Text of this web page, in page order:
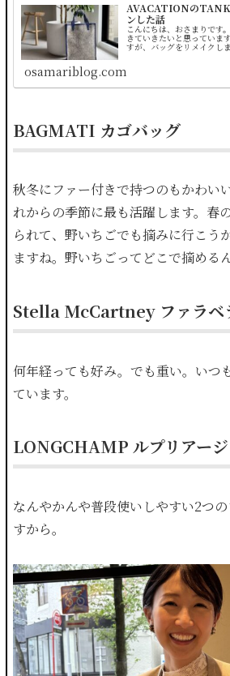
AVACATIONのTANK
ンした話
こんにちは、おさまりです
きていきたいと思っていま
すが、バッグをリメイクし
osamariblog.com
BAGMATI カゴバッグ
秋冬にファー付きで持つのもかわい
れからの季節に最も活躍します。春
られて、野いちごでも摘みに行こう
ますね。野いちごってどこで摘める
Stella McCartney ファラベ
何年経っても好み。でも重い。いつ
ています。
LONGCHAMP ルプリアー
なんやかんや普段使いしやすい2つ
すから。